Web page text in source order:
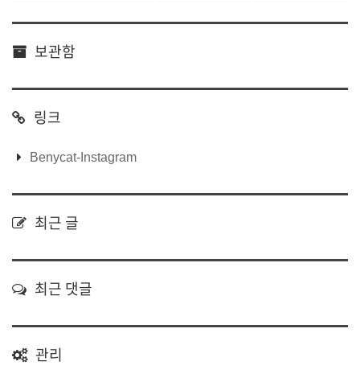
보관함
링크
Benycat-Instagram
최근 글
최근 댓글
관리